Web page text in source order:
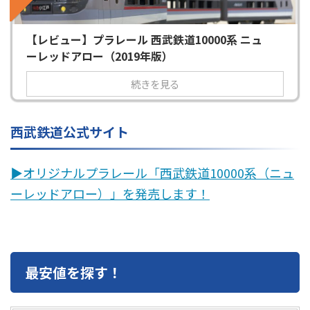
【レビュー】プラレール 西武鉄道10000系 ニュ
ーレッドアロー（2019年版）
続きを見る
西武鉄道公式サイト
▶︎オリジナルプラレール「西武鉄道10000系（ニュ
ーレッドアロー）」を発売します！
最安値を探す！